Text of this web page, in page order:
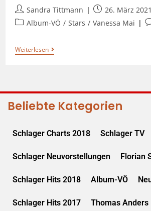
Sandra Tittmann
26. März 2021
Album-VÖ / Stars / Vanessa Mai
Weiterlesen
Beliebte Kategorien
Schlager Charts 2018 Schlager TV
Schlager Neuvorstellungen Florian
Schlager Hits 2018 Album-VÖ
Schlager Hits 2017 Thomas Anders